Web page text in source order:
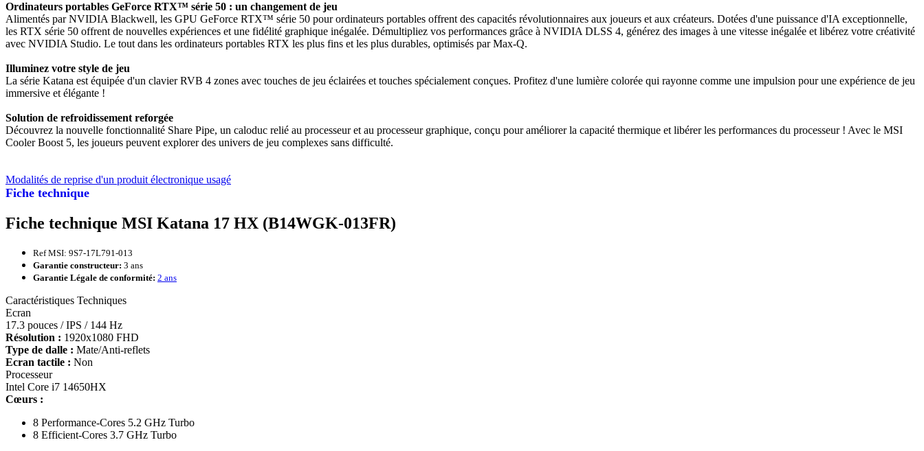
Fiche technique
Ordinateurs portables GeForce RTX™ série 50 : un changement de jeu
Alimentés par NVIDIA Blackwell, les GPU GeForce RTX™ série 50 pour ordinateurs portables offrent des capacités révolutionnaires aux joueurs et aux créateurs. Dotées d'une puissance d'IA exceptionnelle,
les RTX série 50 offrent de nouvelles expériences et une fidélité graphique inégalée. Démultipliez vos performances grâce à NVIDIA DLSS 4, générez des images à une vitesse inégalée et libérez votre créativité
avec NVIDIA Studio. Le tout dans les ordinateurs portables RTX les plus fins et les plus durables, optimisés par Max-Q.
Illuminez votre style de jeu
La série Katana est équipée d'un clavier RVB 4 zones avec touches de jeu éclairées et touches spécialement conçues. Profitez d'une lumière colorée qui rayonne comme une impulsion pour une expérience de jeu
immersive et élégante !
Solution de refroidissement reforgée
Découvrez la nouvelle fonctionnalité Share Pipe, un caloduc relié au processeur et au processeur graphique, conçu pour améliorer la capacité thermique et libérer les performances du processeur ! Avec le MSI
Cooler Boost 5, les joueurs peuvent explorer des univers de jeu complexes sans difficulté.
Modalités de reprise d'un produit électronique usagé
Fiche technique MSI Katana 17 HX (B14WGK-013FR)
Ref MSI: 9S7-17L791-013
Garantie constructeur: 3 ans
Garantie Légale de conformité: 2 ans
Caractéristiques Techniques
Ecran
17.3 pouces / IPS / 144 Hz
Résolution : 1920x1080 FHD
Type de dalle : Mate/Anti-reflets
Ecran tactile : Non
Processeur
Intel Core i7 14650HX
Cœurs :
8 Performance-Cores 5.2 GHz Turbo
8 Efficient-Cores 3.7 GHz Turbo